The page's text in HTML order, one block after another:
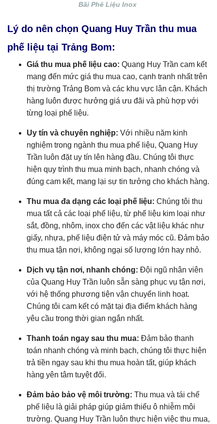
Bãi Phê Liệu Inox
Lý do nên chọn Quang Huy Trần thu mua
phế liệu tại Trảng Bom:
Giá thu mua phế liệu cao: Quang Huy Trần cam kết
mang đến mức giá thu mua cao, cạnh tranh nhất trên
thị trường Trảng Bom và các khu vực lân cận. Khách
hàng luôn được hưởng giá ưu đãi và phù hợp với
từng loại phế liệu.
Uy tín và chuyên nghiệp: Với nhiều năm kinh
nghiệm trong ngành thu mua phế liệu, Quang Huy
Trần luôn đặt uy tín lên hàng đầu. Chúng tôi thực
hiện quy trình thu mua minh bạch, nhanh chóng và
đúng cam kết, mang lại sự tin tưởng cho khách hàng.
Thu mua đa dạng các loại phế liệu: Chúng tôi thu
mua tất cả các loại phế liệu, từ phế liệu kim loại như
sắt, đồng, nhôm, inox cho đến các vật liệu khác như
giấy, nhựa, phế liệu điện tử và máy móc cũ. Đảm bảo
thu mua tận nơi, không ngại số lượng lớn hay nhỏ.
Dịch vụ tận nơi, nhanh chóng: Đội ngũ nhân viên
của Quang Huy Trần luôn sẵn sàng phục vụ tận nơi,
với hệ thống phương tiện vận chuyển linh hoạt.
Chúng tôi cam kết có mặt tại địa điểm khách hàng
yêu cầu trong thời gian ngắn nhất.
Thanh toán ngay sau thu mua: Đảm bảo thanh
toán nhanh chóng và minh bạch, chúng tôi thực hiện
trả tiền ngay sau khi thu mua hoàn tất, giúp khách
hàng yên tâm tuyệt đối.
Đảm bảo bảo vệ môi trường: Thu mua và tái chế
phế liệu là giải pháp giúp giảm thiểu ô nhiễm môi
trường. Quang Huy Trần luôn thực hiện việc thu mua,